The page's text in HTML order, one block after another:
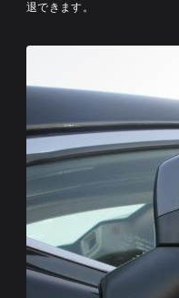
退できます。